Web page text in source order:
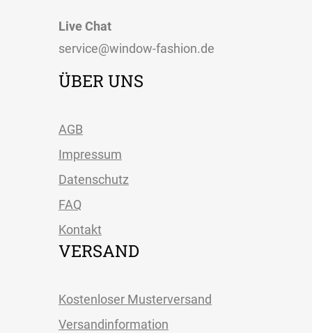
Live Chat
service@window-fashion.de
ÜBER UNS
AGB
Impressum
Datenschutz
FAQ
Kontakt
VERSAND
Kostenloser Musterversand
Versandinformation